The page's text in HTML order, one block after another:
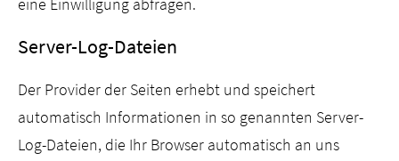
Server-Log-Dateien
Der Provider der Seiten erhebt und speichert
automatisch Informationen in so genannten Server-
Log-Dateien, die Ihr Browser automatisch an uns